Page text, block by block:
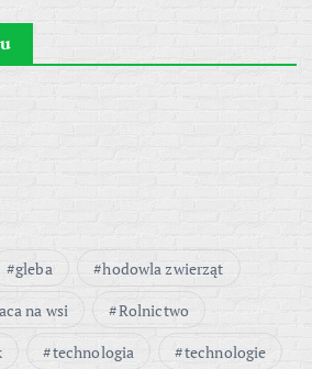
gleba
hodowla zwierząt
na wsi
Rolnictwo
technologia
technologie